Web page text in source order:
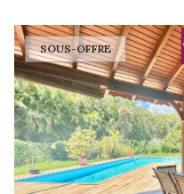
SOUS-OFFRE